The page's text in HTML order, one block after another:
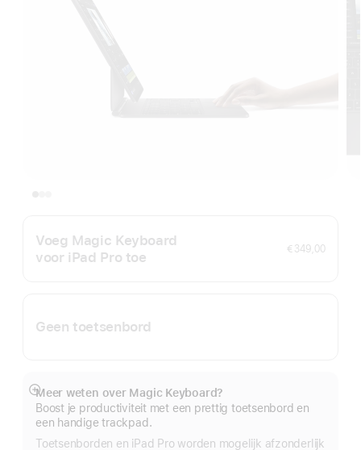
Voeg Magic Keyboard
voor iPad Pro toe
€ 349,00
Geen toetsenbord
Meer weten over Magic Keyboard?
Boost je productiviteit met een prettig toetsenbord en
een handige trackpad.
Toetsenborden en iPad Pro worden mogelijk afzonderlijk
Meer